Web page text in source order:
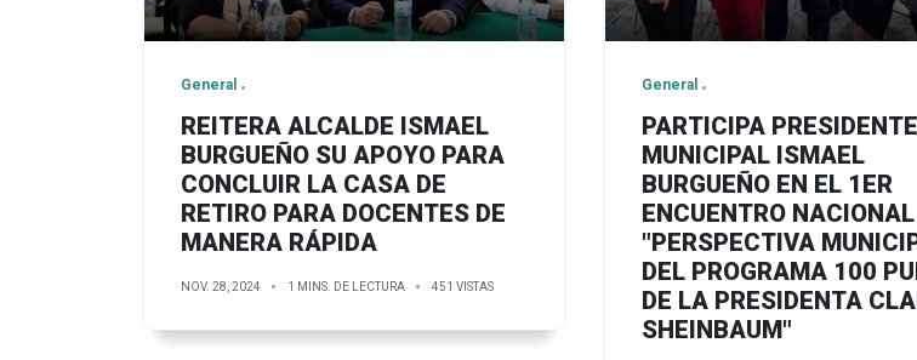
General
REITERA ALCALDE ISMAEL
BURGUEÑO SU APOYO PARA
CONCLUIR LA CASA DE
RETIRO PARA DOCENTES DE
MANERA RÁPIDA
NOV. 28, 2024 1 MINS. DE LECTURA 451 VISTAS
General
PARTICIPA PRESIDENTE
MUNICIPAL ISMAEL
BURGUEÑO EN EL 1ER
ENCUENTRO NACIONAL
"PERSPECTIVA
DEL PROGRAMA 100
DE LA PRESIDENTA
SHEINBAUM"